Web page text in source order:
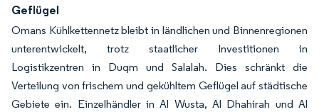
Geflügel
Omans Kühlkettennetz bleibt in ländlichen und Binnenregionen
unterentwickelt, trotz staatlicher Investitionen in
Logistikzentren in Duqm und Salalah. Dies schränkt die
Verteilung von frischem und gekühltem Geflügel auf städtische
Gebiete ein. Einzelhändler in Al Wusta, Al Dhahirah und Al